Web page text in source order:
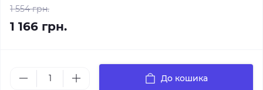
1 554 грн.
1 166 грн.
До кошика